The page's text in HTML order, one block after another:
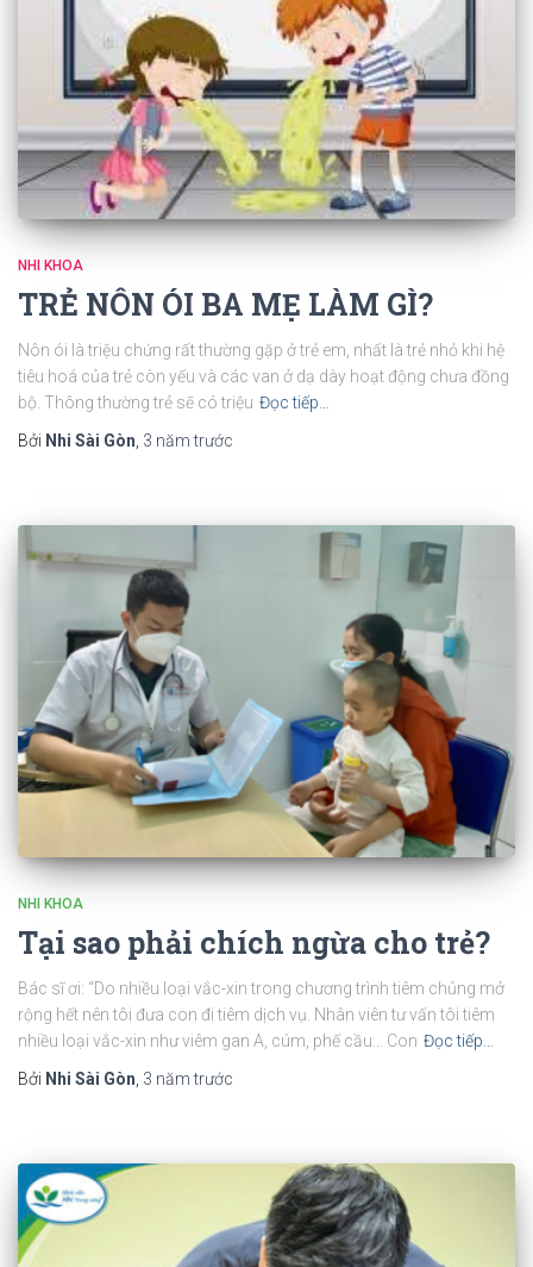
NHI KHOA
TRẺ NÔN ÓI BA MẸ LÀM GÌ?
Nôn ói là triệu chứng rất thường gặp ở trẻ em, nhất là trẻ nhỏ khi hệ
tiêu hoá của trẻ còn yếu và các van ở dạ dày hoạt động chưa đồng
bộ. Thông thường trẻ sẽ có triệu Đọc tiếp…
Bởi Nhi Sài Gòn, 3 nămtrước
NHI KHOA
Tại sao phải chích ngừa cho trẻ?
Bác sĩ ơi: “Do nhiều loại vắc-xin trong chương trình tiêm chủng mở
rộng hết nên tôi đưa con đi tiêm dịch vụ. Nhân viên tư vấn tôi tiêm
nhiều loại vắc-xin như viêm gan A, cúm, phế cầu… Con Đọc tiếp…
Bởi Nhi Sài Gòn 3 nămtrước